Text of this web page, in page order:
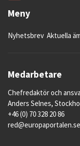
Meny
Nyhetsbrev Aktuella
Medarbetare
Chefredaktör och
Anders Selnes,
+46 (0) 70 328 20 86
red@europaportalen.se